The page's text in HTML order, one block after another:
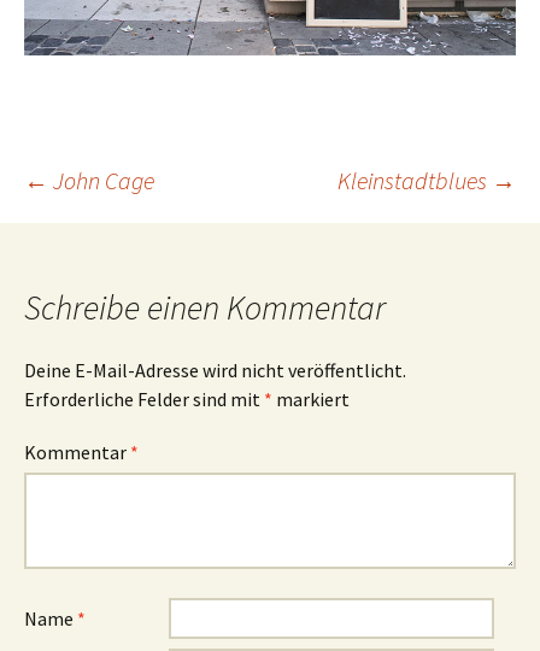
Beitrags-
← John Cage Kleinstadtblues →
Schreibe einen Kommentar
Deine E-Mail-Adresse wird nicht veröffentlicht.
Erforderliche Felder sind mit * markiert
Kommentar *
Name *